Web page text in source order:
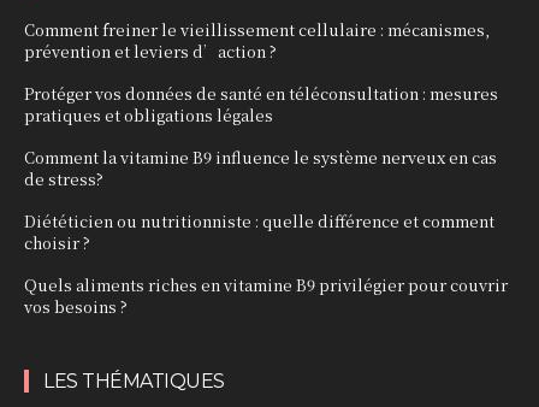
Comment freiner le vieillissement cellulaire : mécanismes,
prévention et leviers d’action ?
Protéger vos données de santé en téléconsultation : mesures
pratiques et obligations légales
Comment la vitamine B9 influence le système nerveux en cas
de stress?
Diététicien ou nutritionniste : quelle différence et comment
choisir ?
Quels aliments riches en vitamine B9 privilégier pour couvrir
vos besoins ?
LES THÉMATIQUES